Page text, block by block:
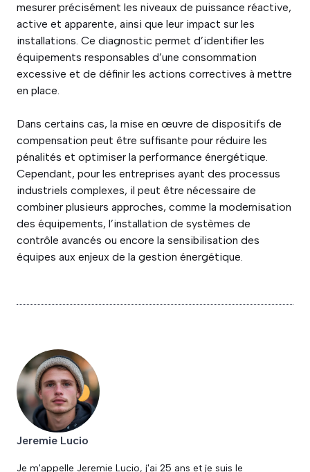
mesurer précisément les niveaux de puissance réactive,
active et apparente, ainsi que leur impact sur les
installations. Ce diagnostic permet d’identifier les
équipements responsables d’une consommation
excessive et de définir les actions correctives à mettre
en place.
Dans certains cas, la mise en œuvre de dispositifs de
compensation peut être suffisante pour réduire les
pénalités et optimiser la performance énergétique.
Cependant, pour les entreprises ayant des processus
industriels complexes, il peut être nécessaire de
combiner plusieurs approches, comme la modernisation
des équipements, l’installation de systèmes de
contrôle avancés ou encore la sensibilisation des
équipes aux enjeux de la gestion énergétique.
Jeremie Lucio
Je m'appelle Jeremie Lucio, j'ai 25 ans et je suis le